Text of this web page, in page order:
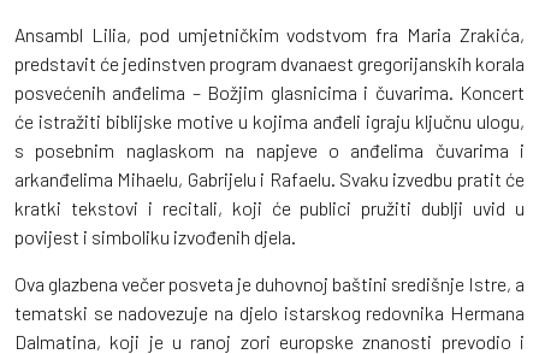
Ansambl Lilia, pod umjetničkim vodstvom fra Maria Zrakića,
predstavit će jedinstven program dvanaest gregorijanskih korala
posvećenih anđelima – Božjim glasnicima i čuvarima. Koncert
će istražiti biblijske motive u kojima anđeli igraju ključnu ulogu,
s posebnim naglaskom na napjeve o anđelima čuvarima i
arkanđelima Mihaelu, Gabrijelu i Rafaelu. Svaku izvedbu pratit će
kratki tekstovi i recitali, koji će publici pružiti dublji uvid u
povijest i simboliku izvođenih djela.
Ova glazbena večer posveta je duhovnoj baštini središnje Istre, a
tematski se nadovezuje na djelo istarskog redovnika Hermana
Dalmatina, koji je u ranoj zori europske znanosti prevodio i